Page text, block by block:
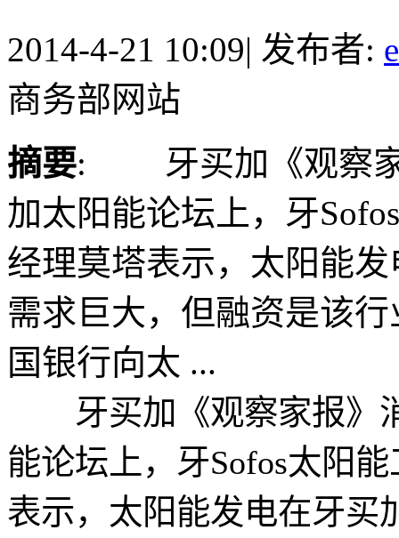
2014-4-21 10:09| 发布者:
商务部网站
摘要: 牙买加《观察家
加太阳能论坛上，牙
经理莫塔表示，太阳能
需求巨大，但融资是该
国银行向太 ...
牙买加《观察家报》
能论坛上，牙Sofos太阳
表示，太阳能发电在牙买